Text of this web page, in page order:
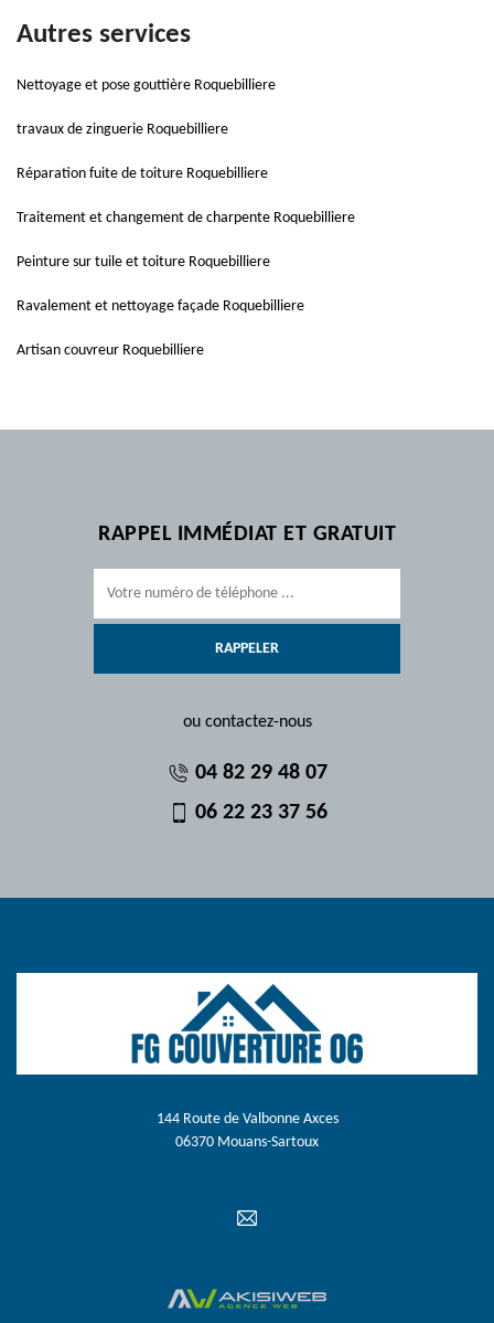
Autres services
Nettoyage et pose gouttière Roquebilliere
travaux de zinguerie Roquebilliere
Réparation fuite de toiture Roquebilliere
Traitement et changement de charpente Roquebilliere
Peinture sur tuile et toiture Roquebilliere
Ravalement et nettoyage façade Roquebilliere
Artisan couvreur Roquebilliere
RAPPEL IMMÉDIAT ET GRATUIT
ou contactez-nous
04 82 29 48 07
06 22 23 37 56
144 Route de Valbonne Axces
06370 Mouans-Sartoux